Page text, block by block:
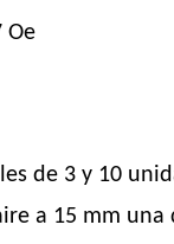
Oe
de 3 y 10
a 15 mm una